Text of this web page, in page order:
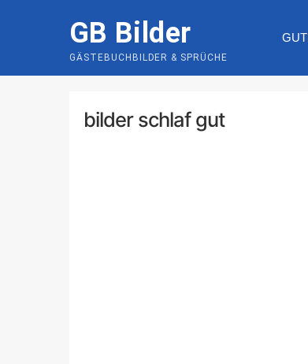
GB Bilder
GÄSTEBUCHBILDER & SPRÜCHE
bilder schlaf gut